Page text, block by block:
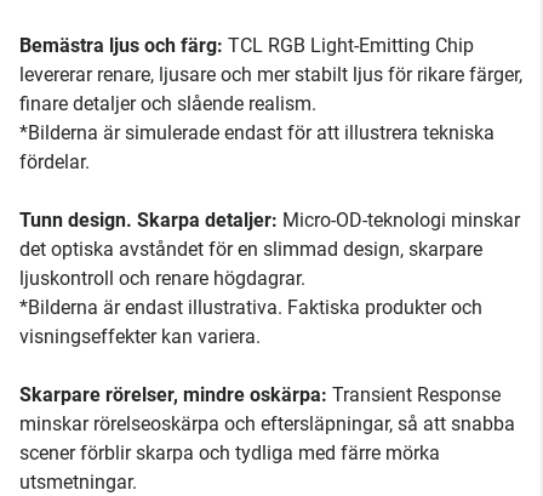
Bemästra ljus och färg: TCL RGB Light-Emitting Chip
levererar renare, ljusare och mer stabilt ljus för rikare färger,
finare detaljer och slående realism.
*Bilderna är simulerade endast för att illustrera tekniska
fördelar.
Tunn design. Skarpa detaljer: Micro-OD-teknologi minskar
det optiska avståndet för en slimmad design, skarpare
ljuskontroll och renare högdagrar.
*Bilderna är endast illustrativa. Faktiska produkter och
visningseffekter kan variera.
Skarpare rörelser, mindre oskärpa: Transient Response
minskar rörelseoskärpa och eftersläpningar, så att snabba
scener förblir skarpa och tydliga med färre mörka
utsmetningar.